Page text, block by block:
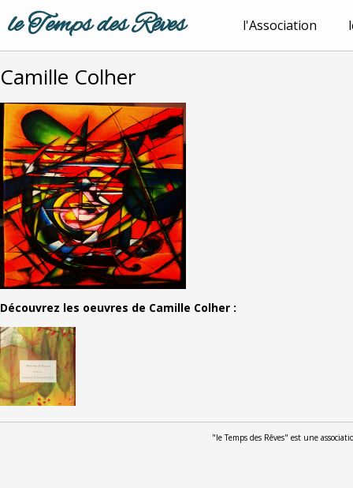
le Temps des Rêves l'Association
Camille Colher
Découvrez les oeuvres de Camille Colher :
"le Temps des Rêves" est une